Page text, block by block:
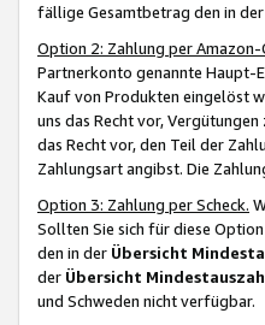
fällige Gesamtbetrag den in der
Option 2: Zahlung per Amazon-
Partnerkonto genannte Haupt-
Kauf von Produkten eingelöst
uns das Recht vor,
das Recht vor, den Teil der
Zahlungsart angibst. Die
Option 3: Zahlung per Scheck.
Sollten Sie sich für diese
den in der Übersicht
der Übersicht
und Schweden nicht verfügbar.